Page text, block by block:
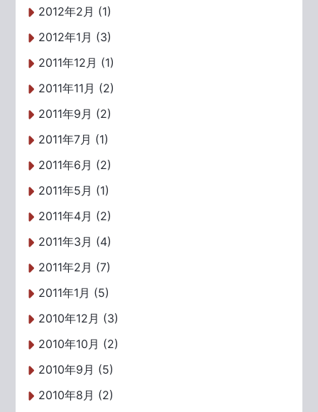
2012年2月 (1)
2012年1月 (3)
2011年12月 (1)
2011年11月 (2)
2011年9月 (2)
2011年7月 (1)
2011年6月 (2)
2011年5月 (1)
2011年4月 (2)
2011年3月 (4)
2011年2月 (7)
2011年1月 (5)
2010年12月 (3)
2010年10月 (2)
2010年9月 (5)
2010年8月 (2)